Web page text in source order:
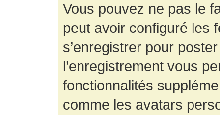
Vous pouvez ne pas le
peut avoir configuré les
s’enregistrer pour
l’enregistrement vous
fonctionnalités
comme les avatars